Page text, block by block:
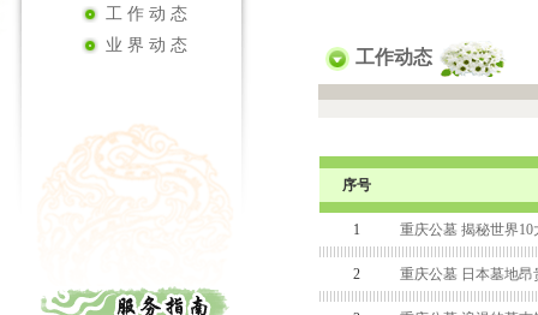
工作动态
业界动态
工作动态
序号
1 重庆公墓 揭秘世界10
2 重庆公墓 日本墓地